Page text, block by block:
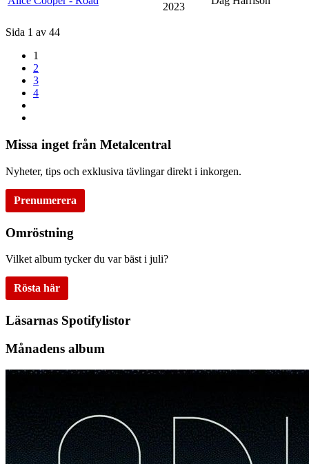
2023
Sida 1 av 44
1
2
3
4
Missa inget från Metalcentral
Nyheter, tips och exklusiva tävlingar direkt i inkorgen.
Prenumerera
Omröstning
Vilket album tycker du var bäst i juli?
Rösta här
Läsarnas Spotifylistor
Månadens album